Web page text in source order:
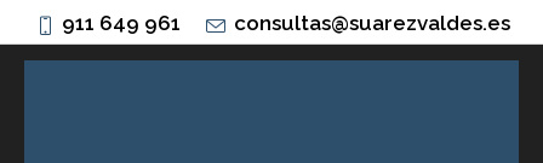
911 649 961 consultas@suarezvaldes.es